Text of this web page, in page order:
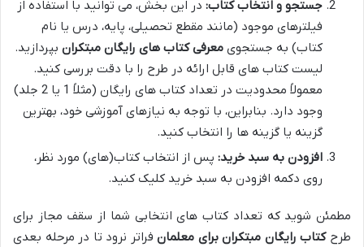
جستجو و انتخاب کتاب: در این بخش، می توانید با استفاده از
فیلترهای موجود (مانند مقطع تحصیلی، پایه، درس یا نام
کتاب) به جستجوی معرفی کتاب های رایگان مبتکران بپردازید.
لیست کتاب های قابل ارائه در طرح را با دقت بررسی کنید.
معمولاً محدودیت در تعداد کتاب های رایگان (مثلاً 1 یا 2 جلد)
وجود دارد. بنابراین، با توجه به نیازهای آموزشی خود، بهترین
گزینه یا گزینه ها را انتخاب کنید.
افزودن به سبد خرید: پس از انتخاب کتاب(های) مورد نظر،
روی دکمه افزودن به سبد خرید کلیک کنید.
مطمئن شوید که تعداد کتاب های انتخابی شما از سقف مجاز برای
طرحکتاب رایگان مبتکران برای معلمانفراتر نرود تا در مرحله بعدی